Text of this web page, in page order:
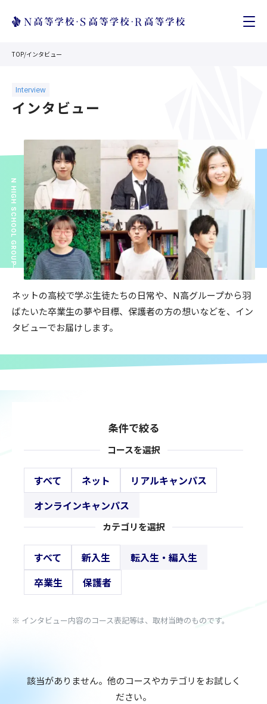
TOP/インタビュー
インタビュー
ネットの高校で学ぶ生徒たちの日常や、N高グループから羽
ばたいた卒業生の夢や目標、保護者の方の想いなどを、イン
タビューでお届けします。
条件で絞る
コースを選択
すべて ネット
リアルキャンパス
オンラインキャンパス
カテゴリを選択
すべて 新入生
転入生・編入生
卒業生
保護者
※ インタビュー内容のコース表記等は、取材当時のものです。
該当がありません。他のコースやカテゴリをお試しく
ださい。